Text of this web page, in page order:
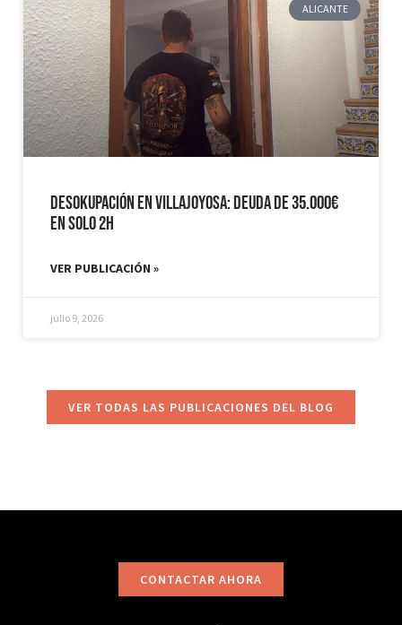
ALICANTE
Desokupación en Villajoyosa: Deuda de 35.000€
en solo 2h
VER PUBLICACIÓN »
julio 9, 2026
VER TODAS LAS PUBLICACIONES DEL BLOG
CONTACTAR AHORA